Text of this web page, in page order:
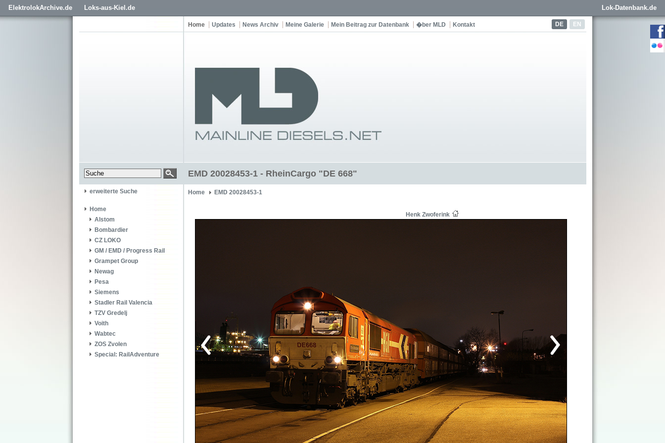
ElektrolokArchive.de Loks-aus-Kiel.de Lok-Datenbank.de
DE EN
Home Updates News Archiv Meine Galerie Mein Beitrag zur Datenbank �ber MLD Kontakt
EMD 20028453-1 - RheinCargo "DE 668"
erweiterte Suche
Home
Alstom
Bombardier
CZ LOKO
GM / EMD / Progress Rail
Grampet Group
Newag
Pesa
Siemens
Stadler Rail Valencia
TZV Gredelj
Voith
Wabtec
ZOS Zvolen
Special: RailAdventure
Home EMD 20028453-1
Henk Zwoferink